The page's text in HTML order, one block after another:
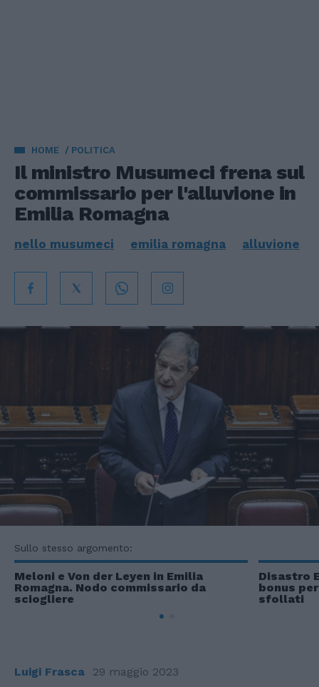
HOME POLITICA
Il ministro Musumeci frena sul
commissario per l'alluvione in
Emilia Romagna
nello musumeci emilia romagna alluvione
Sullo stesso argomento:
Meloni e Von der Leyen in Emilia
Romagna. Nodo commissario da
sciogliere
Disastro
bonus
sfollati
Luigi Frasca 29 maggio 2023